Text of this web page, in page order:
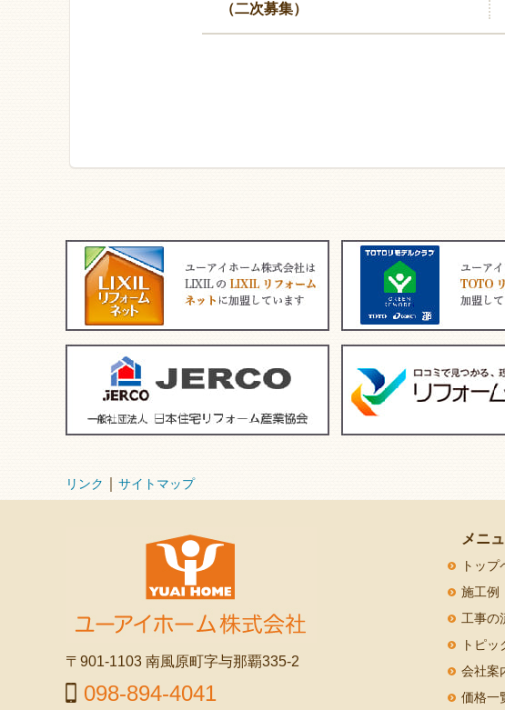
（二次募集）
リンク サイトマップ
〒901-1103 南風原町字与那覇335-2
098-894-4041
メニ
トップ
施工例
工事の
トピッ
会社案
価格一